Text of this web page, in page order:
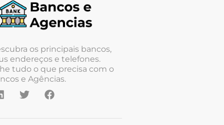
os principais bancos,
endereços e telefones.
tudo o que precisa com o
e Agências.